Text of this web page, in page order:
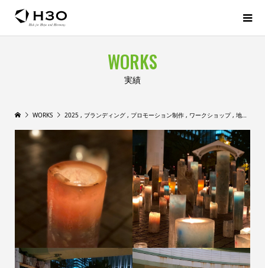
WORKS
実績
WORKS 2025 , ブランディング , プロモーション制作 , ワークショップ , 地域活性化